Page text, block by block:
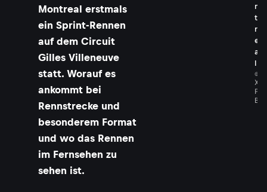
Montreal erstmals
ein Sprint-Rennen
auf dem Circuit
Gilles Villeneuve
statt. Worauf es
ankommt bei
Rennstrecke und
besonderem Format
und wo das Rennen
im Fernsehen zu
sehen ist.
n
t
r
e
a
l
©
X
P
B